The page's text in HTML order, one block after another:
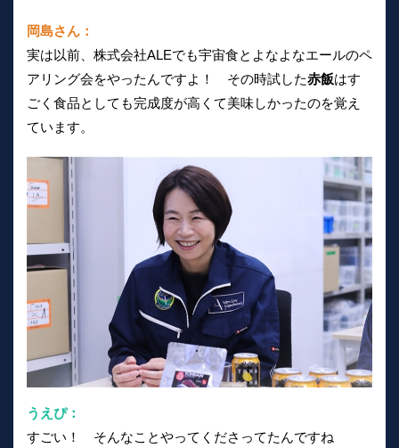
岡島さん：
実は以前、株式会社ALEでも宇宙食とよなよなエールのペ
アリング会をやったんですよ！ その時試した赤飯はす
ごく食品としても完成度が高くて美味しかったのを覚え
ています。
うえぴ：
すごい！ そんなことやってくださってたんですね